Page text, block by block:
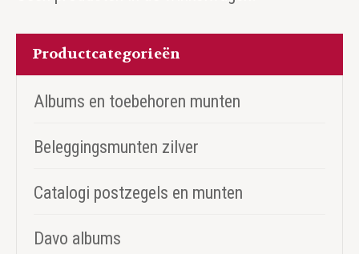
Productcategorieën
Albums en toebehoren munten
Beleggingsmunten zilver
Catalogi postzegels en munten
Davo albums